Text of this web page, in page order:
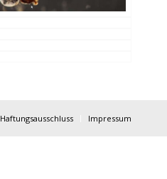
Haftungsausschluss Impressum